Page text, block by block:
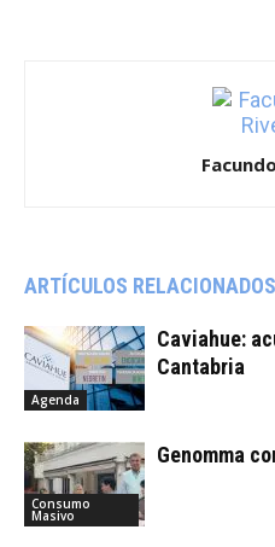
ARTÍCULOS RELACIONADOS
Agenda
Caviahue:
Cantabria
Consumo
Masivo
Genomma